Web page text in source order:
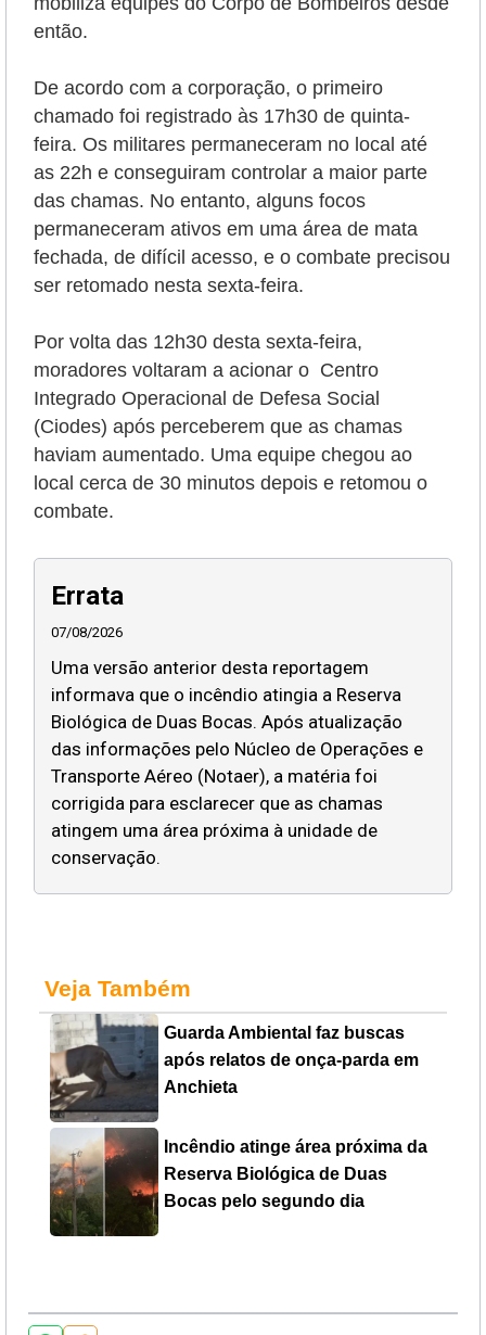
então.
De acordo com a corporação, o primeiro
chamado foi registrado às 17h30 de quinta-
feira. Os militares permaneceram no local até
as 22h e conseguiram controlar a maior parte
das chamas. No entanto, alguns focos
permaneceram ativos em uma área de mata
fechada, de difícil acesso, e o combate precisou
ser retomado nesta sexta-feira.
Por volta das 12h30 desta sexta-feira,
moradores voltaram a acionar o Centro
Integrado Operacional de Defesa Social
(Ciodes) após perceberem que as chamas
haviam aumentado. Uma equipe chegou ao
local cerca de 30 minutos depois e retomou o
combate.
Errata
07/08/2026
Uma versão anterior desta reportagem
informava que o incêndio atingia a Reserva
Biológica de Duas Bocas. Após atualização
das informações pelo Núcleo de Operações e
Transporte Aéreo (Notaer), a matéria foi
corrigida para esclarecer que as chamas
atingem uma área próxima à unidade de
conservação.
Veja Também
Guarda Ambiental faz buscas
após relatos de onça-parda em
Anchieta
Incêndio atinge área próxima da
Reserva Biológica de Duas
Bocas pelo segundo dia